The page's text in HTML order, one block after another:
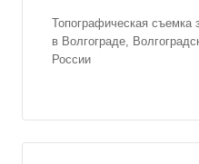
Топографическая съемка
в Волгограде,
России